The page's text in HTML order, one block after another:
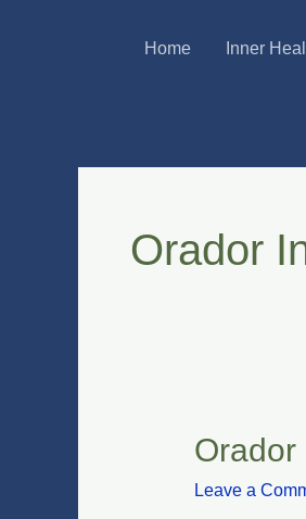
Home Inner
Orador
Orador
Leave a
Orador
–